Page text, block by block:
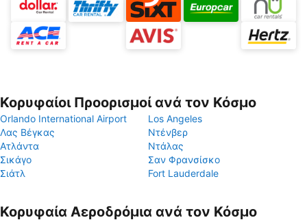
Κορυφαίοι Προορισμοί ανά τον Κόσμο
Orlando International Airport
Los Angeles
Λας Βέγκας
Ντένβερ
Ατλάντα
Ντάλας
Σικάγο
Σαν Φρανσίσκο
Σιάτλ
Fort Lauderdale
Κορυφαία Αεροδρόμια ανά τον Κόσμο